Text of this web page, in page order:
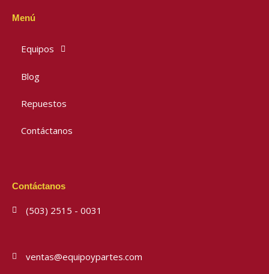
Menú
Equipos
Blog
Repuestos
Contáctanos
Contáctanos
(503) 2515 - 0031
ventas@equipoypartes.com